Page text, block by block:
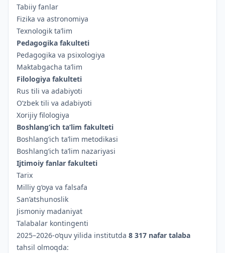
Tabiiy fanlar
Fizika va astronomiya
Texnologik ta’lim
Pedagogika fakulteti
Pedagogika va psixologiya
Maktabgacha ta’lim
Filologiya fakulteti
Rus tili va adabiyoti
O‘zbek tili va adabiyoti
Xorijiy filologiya
Boshlang‘ich ta’lim fakulteti
Boshlang‘ich ta’lim metodikasi
Boshlang‘ich ta’lim nazariyasi
Ijtimoiy fanlar fakulteti
Tarix
Milliy g‘oya va falsafa
San’atshunoslik
Jismoniy madaniyat
Talabalar kontingenti
2025–2026-o‘quv yilida institutda 8 317 nafar talaba
tahsil olmoqda: